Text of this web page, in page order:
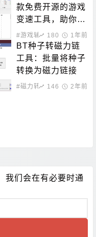
款免费开源的游戏
变速工具，助你突
破游戏原本的帧率
限制
#游戏辅助 180 1年前
BT种子转磁力链
工具：批量将种子
转换为磁力链接
#磁力转换 146 2年前
我们会在有必要时通